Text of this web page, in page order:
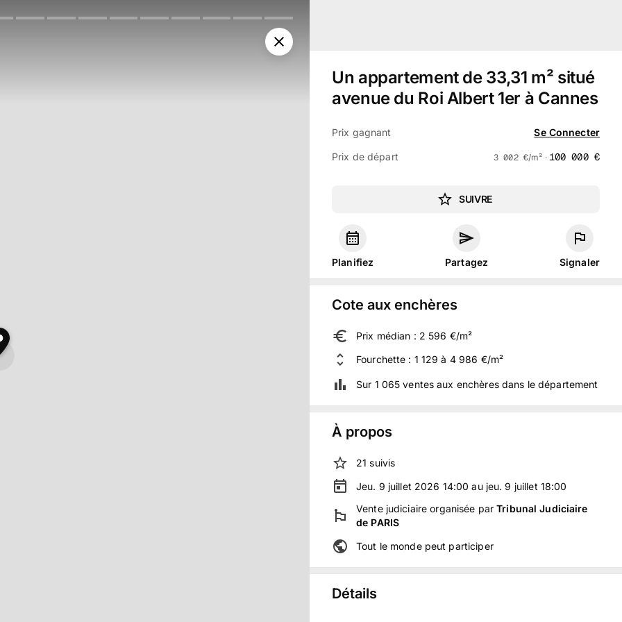
Un appartement de 33,31 m² situé
avenue du Roi Albert 1er à Cannes
Prix gagnant Se Connecter
Prix de départ 3 002 €/m² · 100 000 €
SUIVRE
Planifiez Partagez Signaler
Cote aux enchères
Prix médian : 2 596 €/m²
Fourchette : 1 129 à 4 986 €/m²
Sur 1 065 ventes aux enchères dans le département
À propos
21 suivis
Jeu. 9 juillet 2026 14:00 au jeu. 9 juillet 18:00
Vente judiciaire organisée parTribunal Judiciaire
de PARIS
Tout le monde peut participer
Détails